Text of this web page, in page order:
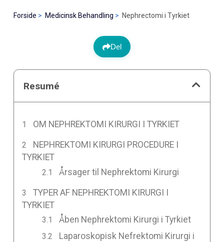
Forside Medicinsk Behandling Nephrectomi i Tyrkiet
Del
Resumé
OM NEPHREKTOMI KIRURGI I TYRKIET
NEPHREKTOMI KIRURGI PROCEDURE I
TYRKIET
Årsager til Nephrektomi Kirurgi
TYPER AF NEPHREKTOMI KIRURGI I
TYRKIET
Åben Nephrektomi Kirurgi i Tyrkiet
Laparoskopisk Nefrektomi Kirurgi i